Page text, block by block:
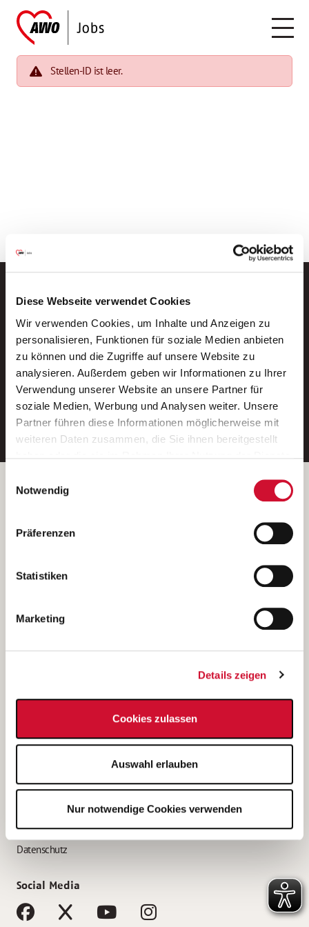
Diese Webseite verwendet Cookies
Wir verwenden Cookies, um Inhalte und Anzeigen zu
personalisieren, Funktionen für soziale Medien anbieten
zu können und die Zugriffe auf unsere Website zu
analysieren. Außerdem geben wir Informationen zu Ihrer
Verwendung unserer Website an unsere Partner für
soziale Medien, Werbung und Analysen weiter. Unsere
Partner führen diese Informationen möglicherweise mit
weiteren Daten zusammen, die Sie ihnen bereitgestellt
Wenn Sie auf „Cookies zulassen“ klicken, so stimmen
Sie der Speicherung sämtlicher Cookies zu. Sie können
Ihre Einwilligung selbstverständlich jederzeit widerrufen,
indem Sie die Cookie-Einstellungen aufrufen und diese
unsererDatenschutzerklärung
Notwendig
Präferenzen
Statistiken
Marketing
Details zeigen
Cookies zulassen
Auswahl erlauben
Nur notwendige Cookies verwenden
Stellen-ID ist leer.
Neue Stellen per E-Mail.
Ein kostenloser Service von AWO
Jobs.
E-Mail-Adresse eintragen
Betreiber der Webseite
Kantstraße 45a
(Ein Tochterunternehmen des AWO Bezirksverbandes Unterfranken
e.V.)
Bewerbung als Altenpflegehelfer*in
Bewerbung als Erzieher*in
AWO Gliederungen nach Bundesland
Impressum
Datenschutz
Social Media